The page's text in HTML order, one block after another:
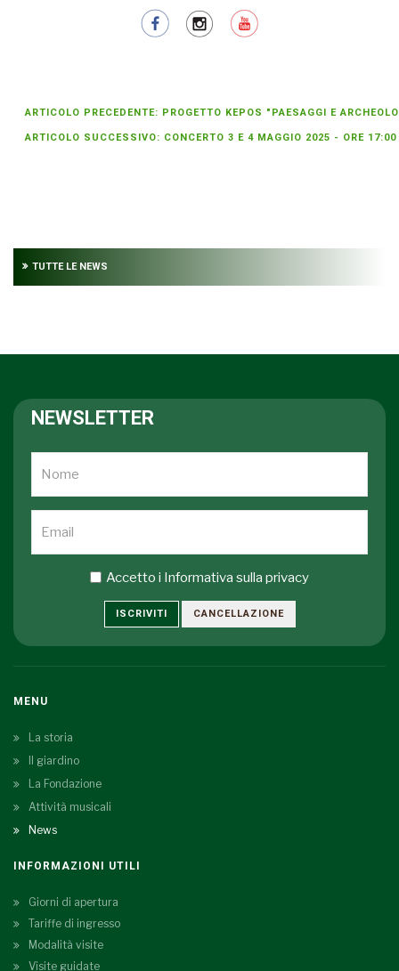
ARTICOLO PRECEDENTE: PROGETTO KEPOS "PAESAGGI E
ARTICOLO SUCCESSIVO: CONCERTO 3 E 4 MAGGIO 2025 - ORE 17:00
TUTTE LE NEWS
NEWSLETTER
Accetto i Informativa sulla privacy
ISCRIVITI CANCELLAZIONE
MENU
La storia
Il giardino
La Fondazione
Attività musicali
News
INFORMAZIONI UTILI
Giorni di apertura
Tariffe di ingresso
Modalità visite
Visite guidate